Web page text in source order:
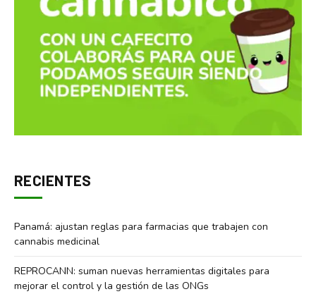
RECIENTES
Panamá: ajustan reglas para farmacias que trabajen con
cannabis medicinal
REPROCANN: suman nuevas herramientas digitales para
mejorar el control y la gestión de las ONGs